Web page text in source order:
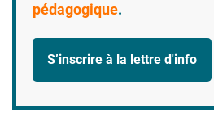
pédagogique.
S’inscrire à la lettre d'info